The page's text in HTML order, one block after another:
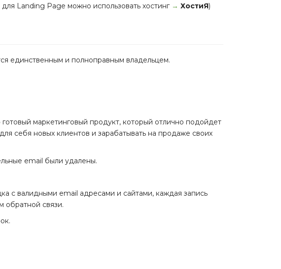
для Landing Page можно использовать хостинг → ХостиЯ)
единственным и полноправным владельцем.
готовый маркетинговый продукт, который отлично подойдет
себя новых клиентов и зарабатывать на продаже своих
email были удалены.
с валидными email адресами и сайтами, каждая запись
обратной связи.